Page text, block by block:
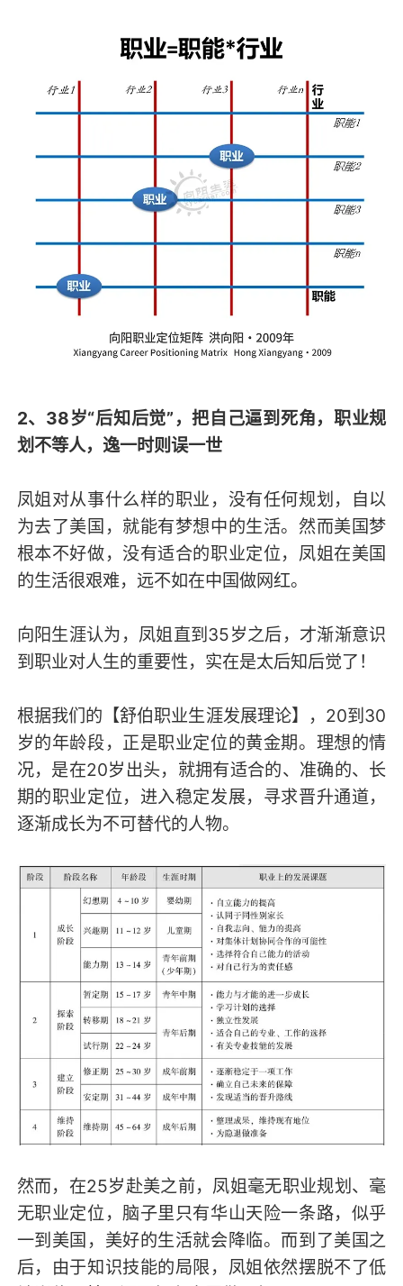
2、38岁“后知后觉”，把自己逼到死角，职业规
划不等人，逸一时则误一世
凤姐对从事什么样的职业，没有任何规划，自以
为去了美国，就能有梦想中的生活。然而美国梦
根本不好做，没有适合的职业定位，凤姐在美国
的生活很艰难，远不如在中国做网红。
向阳生涯认为，凤姐直到35岁之后，才渐渐意识
到职业对人生的重要性，实在是太后知后觉了！
根据我们的【舒伯职业生涯发展理论】，20到30
岁的年龄段，正是职业定位的黄金期。理想的情
况，是在20岁出头，就拥有适合的、准确的、长
期的职业定位，进入稳定发展，寻求晋升通道，
逐渐成长为不可替代的人物。
然而，在25岁赴美之前，凤姐毫无职业规划、毫
无职业定位，脑子里只有华山天险一条路，似乎
一到美国，美好的生活就会降临。而到了美国之
后，由于知识技能的局限，凤姐依然摆脱不了低